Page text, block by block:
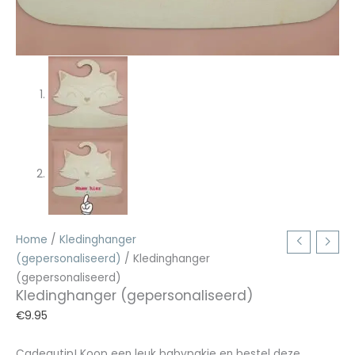
Home / Kledinghanger
(gepersonaliseerd) / Kledinghanger
(gepersonaliseerd)
Kledinghanger (gepersonaliseerd)
€9.95